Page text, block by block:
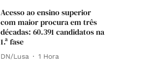
Acesso ao ensino superior
com maior procura em três
décadas: 60.391 candidatos na
1.ª fase
DN/Lusa 1 Hora